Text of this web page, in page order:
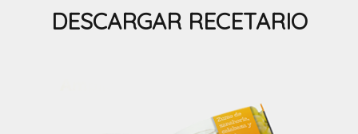
DESCARGAR RECETARIO